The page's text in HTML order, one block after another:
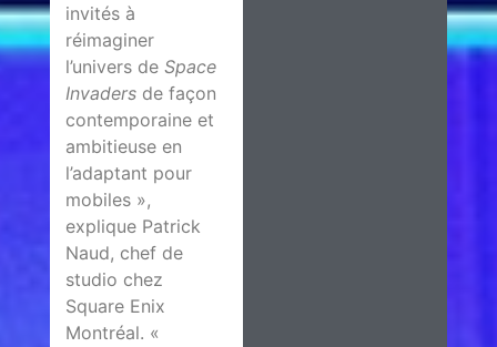
invités à
réimaginer
l’univers deSpace
Invaders de façon
contemporaine et
ambitieuse en
l’adaptant pour
mobiles »,
explique Patrick
Naud, chef de
studio chez
Square Enix
Montréal. «